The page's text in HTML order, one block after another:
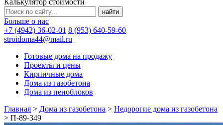
Калькулятор стоимости
Больше о нас
+7 (4942) 36-02-01 8 (953) 640-59-60
stroidoma44@mail.ru
Готовые дома на продажу
Проекты и цены
Кирпичные дома
Дома из газобетона
Дома из пеноблоков
Главная > Дома из газобетона > Недорогие дома из газобетона
> П-89-349